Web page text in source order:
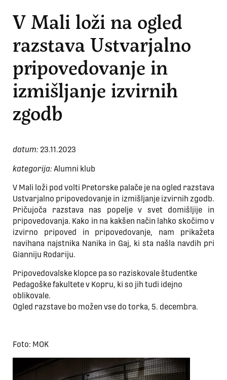
V Mali loži na ogled
razstava Ustvarjalno
pripovedovanje in
izmišljanje izvirnih
zgodb
datum: 23.11.2023
kategorija: Alumni klub
V Mali loži pod volti Pretorske palače je na ogled razstava
Ustvarjalno pripovedovanje in izmišljanje izvirnih zgodb.
Pričujoča razstava nas popelje v svet domišljije in
pripovedovanja. Kako in na kakšen način lahko skočimo v
izvirno pripoved in pripovedovanje, nam prikažeta
navihana najstnika Nanika in Gaj, ki sta našla navdih pri
Gianniju Rodariju.
Pripovedovalske klopce pa so raziskovale študentke
Pedagoške fakultete v Kopru, ki so jih tudi idejno
oblikovale.
Ogled razstave bo možen vse do torka, 5. decembra.
Foto: MOK